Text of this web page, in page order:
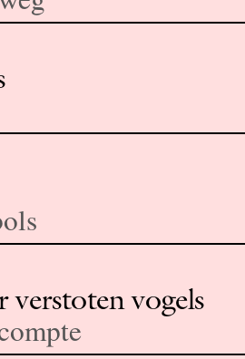
verstoten vogels